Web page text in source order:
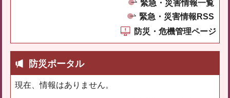
緊急・災害情報一覧
緊急・災害情報RSS
防災・危機管理ページ
防災ポータル
現在、情報はありません。